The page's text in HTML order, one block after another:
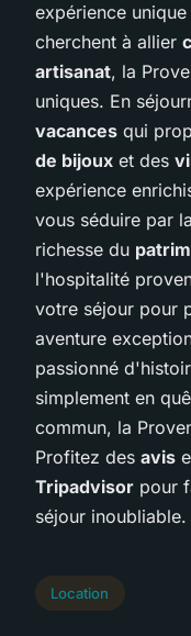
expérience
cherchent à allier
artisanat, la
uniques. En
vacances qui
de bijoux et des
expérience
vous séduire par
richesse du
l'hospitalité
votre séjour pour
aventure
passionné
simplement en
commun, la
Profitez des avis
Tripadvisor pour
séjour inoubliable.
Location